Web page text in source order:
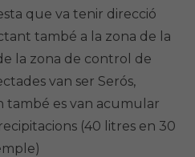
que va tenir direcció
també a la zona de la
la zona de control de
van ser Serós,
també es van acumular
(40 litres en 30